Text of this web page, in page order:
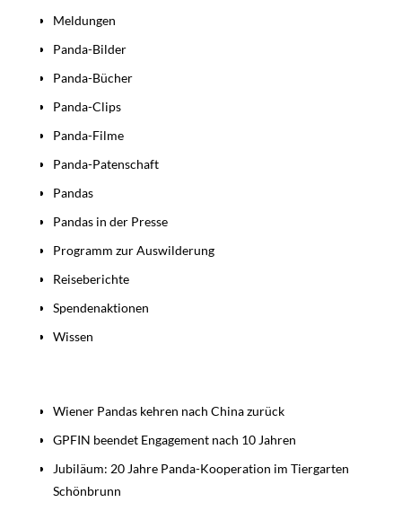
Meldungen
Panda-Bilder
Panda-Bücher
Panda-Clips
Panda-Filme
Panda-Patenschaft
Pandas
Pandas in der Presse
Programm zur Auswilderung
Reiseberichte
Spendenaktionen
Wissen
Wiener Pandas kehren nach China zurück
GPFIN beendet Engagement nach 10 Jahren
Jubiläum: 20 Jahre Panda-Kooperation im Tiergarten
Schönbrunn